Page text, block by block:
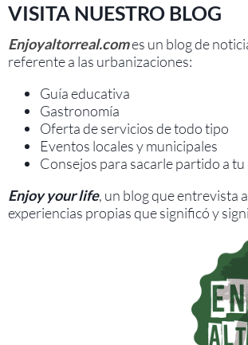
VISITA NUESTRO BLOG
Enjoyaltorreal.comes un blog de
referente a las urbanizaciones:
Guía educativa
Gastronomía
Oferta de servicios de todo tipo
Eventos locales y municipales
Consejos para sacarle partido a tu
Enjoy your life, un blog que entrevista
experiencias propias que significó y